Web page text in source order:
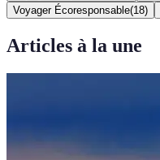
Voyager Écoresponsable(18)
Articles à la une